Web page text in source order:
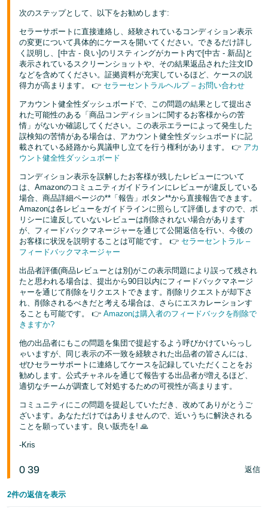
次のステップとして、以下をお勧めします:
セラーサポートに直接連絡し、経験されているコンディション表示
の変更について具体的にケースを開いてください。できるだけ詳し
く説明し、[中古 - 良い]のリスティングがカート内で[中古 - 新品]と
表示されているスクリーンショットや、その結果返品された注文ID
などを含めてください。証拠資料が充実しているほど、ケースの説
得力が高まります。 👉 セラーセントラルヘルプ – お問い合わせ
アカウント健全性ダッシュボードで、この問題の結果として提出さ
れた可能性のある「商品コンディションに関するお客様からの苦
情」がないか確認してください。この表示エラーによって発生した
誤検知の苦情がある場合は、アカウント健全性ダッシュボードに記
載されている経路から異議申し立てを行う権利があります。 👉 アカ
ウント健全性ダッシュボード
コンディション表示を誤解したお客様が残したレビューについて
は、Amazonのコミュニティガイドラインにレビューが違反している
場合、商品詳細ページの**「報告」ボタン**から直接報告できます。
Amazonは各レビューをガイドラインに照らして評価しますので、ポ
リシーに違反していないレビューは削除されない場合があります
が、フィードバックマネージャーを通じて公開返信を行い、今後の
お客様に状況を説明することは可能です。 👉 セラーセントラル –
フィードバックマネージャー
出品者評価(商品レビューとは別)がこの表示問題により誤って残され
たと思われる場合は、提出から90日以内にフィードバックマネージ
ャーを通じて削除をリクエストできます。削除リクエストが却下さ
れ、削除されるべきだと考える場合は、さらにエスカレーションす
ることも可能です。 👉Amazonは購入者のフィードバックを削除で
きますか?
他の出品者にもこの問題を集団で提起するよう呼びかけていらっし
ゃいますが、同じ表示の不一致を経験された出品者の皆さんには、
ぜひセラーサポートに連絡してケースを記録していただくことをお
勧めします。公式チャネルを通じて報告する出品者が増えるほど、
適切なチームが調査して対処するための可視性が高まります。
コミュニティにこの問題を提起していただき、改めてありがとうご
ざいます。あなただけではありませんので、近いうちに解決される
ことを願っています。良い販売を! 🙏
-Kris
0 39 返信
2件の返信を表示